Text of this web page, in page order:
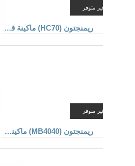
غير متوفر
ريمنجتون (HC70) ماكينة قص الشعر
غير متوفر
ريمنجتون (MB4040) ماكينة قص الشعر و تهذيب اللحية